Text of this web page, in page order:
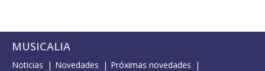
MUSICALIA
Noticias Novedades
Próximas novedades